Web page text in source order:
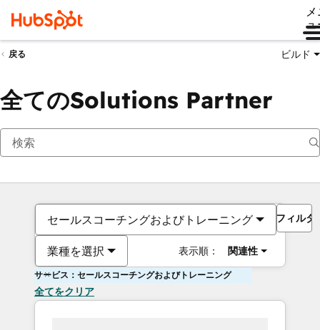
ュ
戻る ビルド
全てのSolutions Partner
セールスコーチングおよびトレーニング
業種を選択 表示順： 関連性
フィルタ
サービス：セールスコーチングおよびトレーニング
全てをクリア